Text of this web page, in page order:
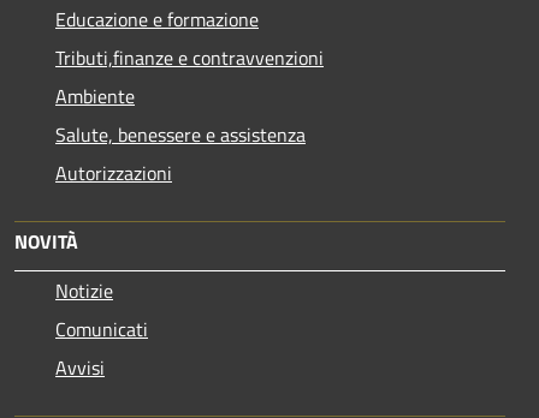
Educazione e formazione
Tributi,finanze e contravvenzioni
Ambiente
Salute, benessere e assistenza
Autorizzazioni
NOVITÀ
Notizie
Comunicati
Avvisi